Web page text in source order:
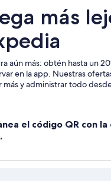
más
aún más: obtén hasta un
en la app. Nuestras
más y administrar todo
el código QR con